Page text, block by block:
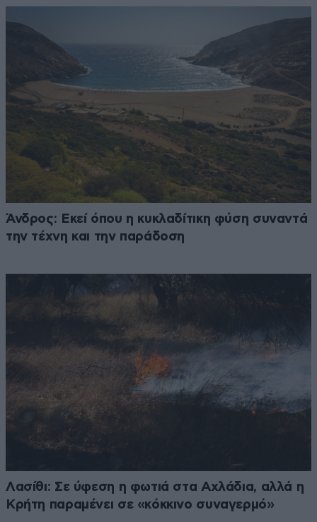
Άνδρος: Εκεί όπου η κυκλαδίτικη φύση συναντά
την τέχνη και την παράδοση
Λασίθι: Σε ύφεση η φωτιά στα Αχλάδια, αλλά η
Κρήτη παραμένει σε «κόκκινο συναγερμό»